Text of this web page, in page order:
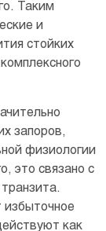
Таким
и
стойких
запоров,
физиологии
это связано с
избыточное
как